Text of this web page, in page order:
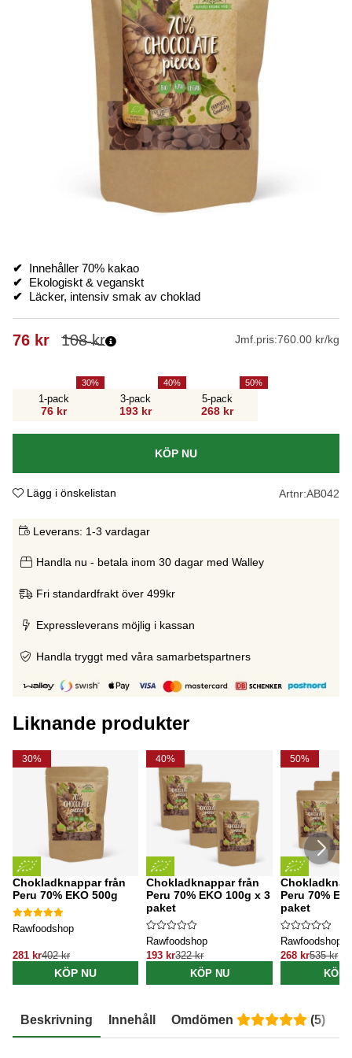
✔
Innehåller 70% kakao
✔
Ekologiskt & veganskt
✔
Läcker, intensiv smak av choklad
108kr
76 kr Jmf.pris:760.00 kr/kg
1-pack
76 kr
30
3-pack
193 kr
40
5-pack
268 kr
50
KÖP NU
Lägg i önskelistan Artnr:AB042
Leverans: 1-3 vardagar
Handla nu - betala inom 30 dagar med Walley
Fri standardfrakt över 499kr
Expressleverans möjlig i kassan
Handla tryggt med våra samarbetspartners
Liknande produkter
30%
Chokladknappar från
Peru 70% EKO 500g
Rawfoodshop
281 kr402 kr
KÖP NU
40%
Chokladknappar från
Peru 70% EKO 100g x 3
paket
Rawfoodshop
193 kr322 kr
KÖP NU
50%
Peru 70%
paket
Rawfoodshop
268 kr535 kr
KÖP
Beskrivning Innehåll Omdömen (5)